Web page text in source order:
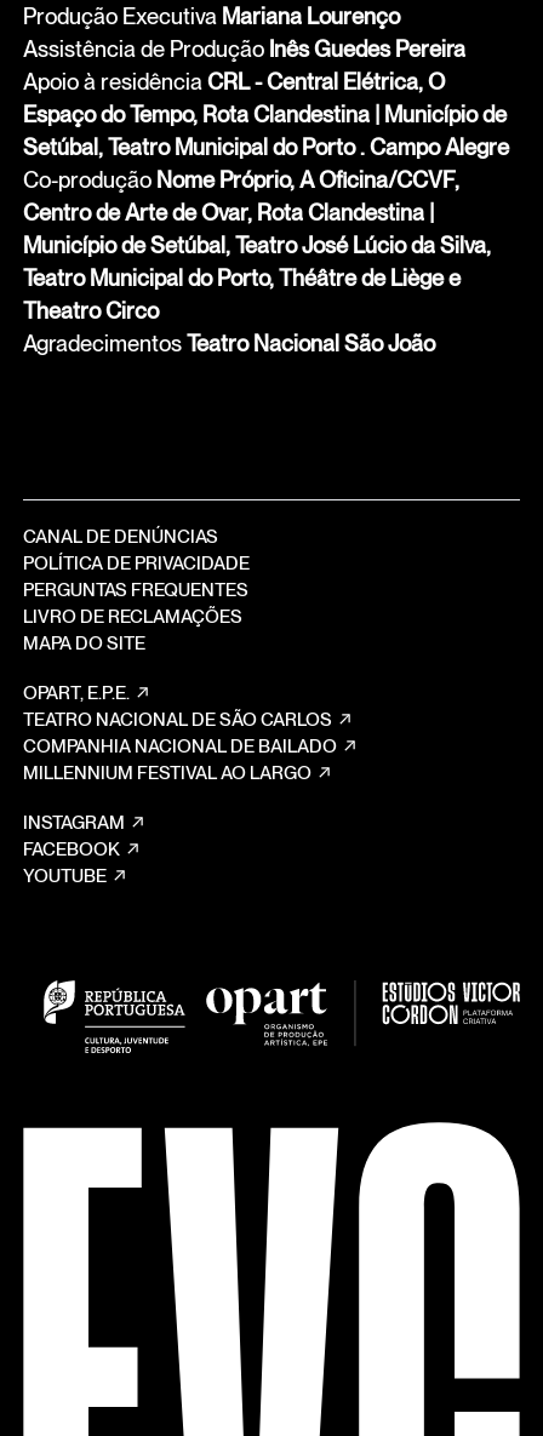
Produção Executiva Mariana Lourenço
Assistência de Produção Inês Guedes Pereira
Apoio à residênciaCRL - Central Elétrica, O
Espaço do Tempo, Rota Clandestina | Município de
Setúbal, Teatro Municipal do Porto . Campo Alegre
Co-produção Nome Próprio, A Oficina/CCVF,
Centro de Arte de Ovar, Rota Clandestina |
Município de Setúbal, Teatro José Lúcio da Silva,
Teatro Municipal do Porto, Théâtre de Liège e
Theatro Circo
AgradecimentosTeatro Nacional São João
CANAL DE DENÚNCIAS
POLÍTICA DE PRIVACIDADE
PERGUNTAS FREQUENTES
LIVRO DE RECLAMAÇÕES
MAPA DO SITE
OPART, E.P.E.
TEATRO NACIONAL DE SÃO CARLOS
COMPANHIA NACIONAL DE BAILADO
MILLENNIUM FESTIVAL AO LARGO
INSTAGRAM
FACEBOOK
YOUTUBE